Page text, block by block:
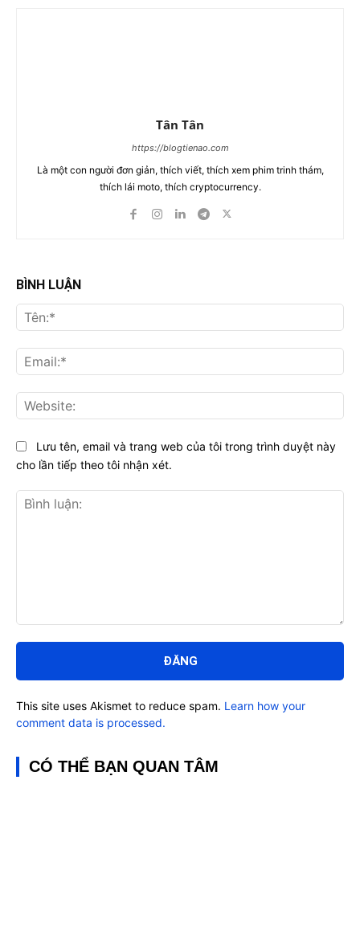
Tân Tân
https://blogtienao.com
Là một con người đơn giản, thích viết, thích xem phim trinh thám,
thích lái moto, thích cryptocurrency.
BÌNH LUẬN
luận:
Lưu tên, email và trang web của tôi trong trình duyệt này
cho lần tiếp theo tôi nhận xét.
This site uses Akismet to reduce spam. Learn how your
comment data is processed.
CÓ THỂ BẠN QUAN TÂM